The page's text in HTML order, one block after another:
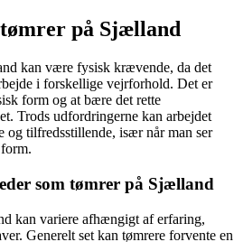
på Sjælland
kan være fysisk krævende, da det
i forskellige vejrforhold. Det er
form og at bære det rette
Trods udfordringerne kan arbejdet
og tilfredsstillende, især når man ser
som tømrer på Sjælland
kan variere afhængigt af erfaring,
Generelt set kan tømrere forvente en